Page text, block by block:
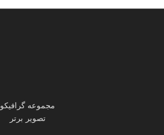
مجموعه گرافیکو
تصویر برتر